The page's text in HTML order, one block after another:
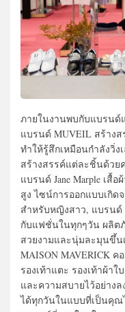
ภายในงานพบกับแบรนด์
แบรนด์ MUVEIL สร้างส
ทำให้รู้สึกเหมือนกำลังวิ่
สร้างสรรค์แต่ละชิ้นด้วย
แบรนด์ Jane Marple เสื้
สูง ไซน์การออกแบบเกิ
สำหรับหญิงสาว, แบรนด์
กับแฟชั่นในทุกๆวัน ผลิ
สวยงามและนุ่มละมุนขึ้น
MAISON MAVERICK
รองเท้าแตะ รองเท้าผ้า
และความสบายไว้อย่าง
ได้ทุกวันในแบบที่เป็นคุณ